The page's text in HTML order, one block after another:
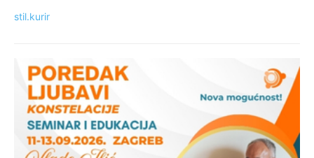
stil.kurir